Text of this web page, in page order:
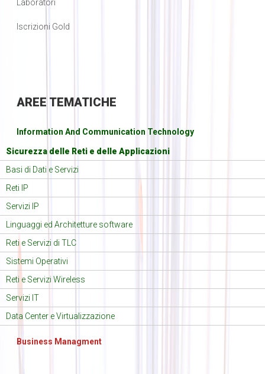
Laboratori
Iscrizioni Gold
AREE TEMATICHE
Information And Communication Technology
Sicurezza delle Reti e delle Applicazioni
Basi di Dati e Servizi
Reti IP
Servizi IP
Linguaggi ed Architetture software
Reti e Servizi di TLC
Sistemi Operativi
Reti e Servizi Wireless
Servizi IT
Data Center e Virtualizzazione
Business Managment